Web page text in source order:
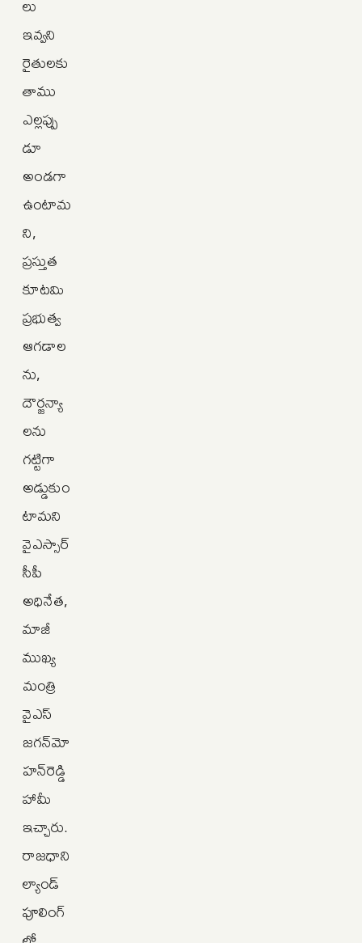
ఇవ్వని
రైతులకు
తాము
ఎల్లప్పు
డూ
అండగా
ఉంటామ
ని,
ప్రస్తుత
కూటమి
ప్రభుత్వ
ఆగడాల
ను,
దౌర్జన్యా
లను
గట్టిగా
అడ్డుకుం
టామని
వైఎస్సార్‌
సీపీ
అధినేత,
మాజీ
ముఖ్య
మంత్రి
వైఎస్‌
జగన్‌మో
హన్‌రెడ్డి
హామీ
ఇచ్చారు.
రాజధాని
ల్యాండ్
పూలింగ్‌